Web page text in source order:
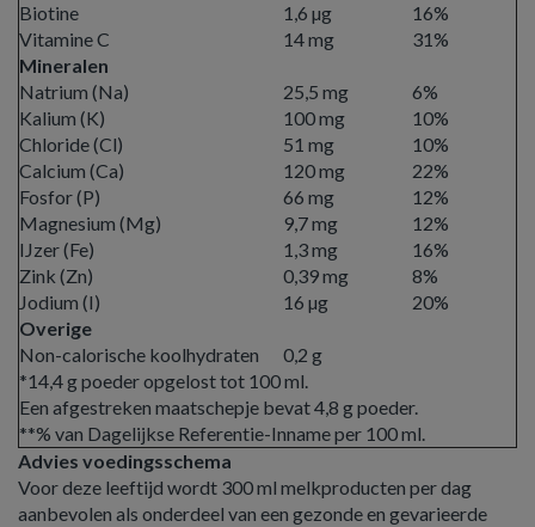
Biotine
1,6 µg
16%
Vitamine C
14 mg
31%
Mineralen
Natrium (Na)
25,5 mg
6%
Kalium (K)
100 mg
10%
Chloride (Cl)
51 mg
10%
Calcium (Ca)
120 mg
22%
Fosfor (P)
66 mg
12%
Magnesium (Mg)
9,7 mg
12%
IJzer (Fe)
1,3 mg
16%
Zink (Zn)
0,39 mg
8%
Jodium (I)
16 µg
20%
Overige
Non-calorische koolhydraten
0,2 g
*14,4 g poeder opgelost tot 100 ml.
Een afgestreken maatschepje bevat 4,8 g poeder.
**% van Dagelijkse Referentie-Inname per 100 ml.
Advies voedingsschema
Voor deze leeftijd wordt 300 ml melkproducten per dag
aanbevolen als onderdeel van een gezonde en gevarieerde